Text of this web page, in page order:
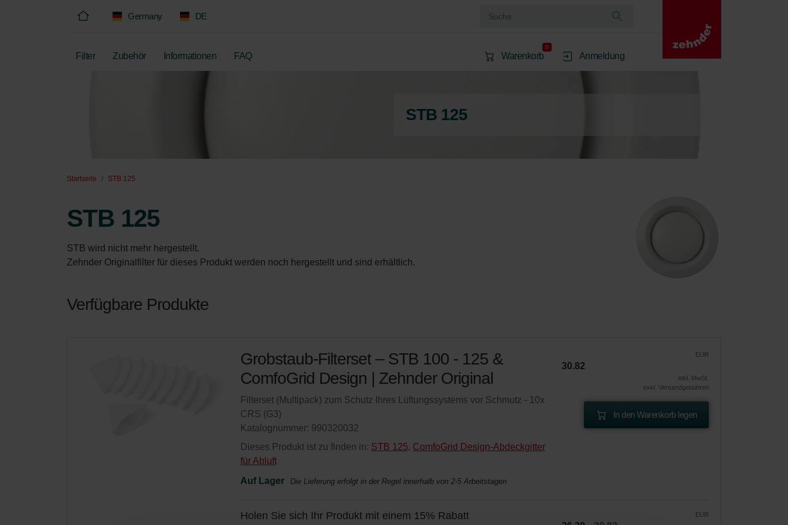
Germany DE
Filter Zubehör Informationen FAQ Warenkorb
0
Anmeldung
STB 125
Startseite STB 125
STB 125
STB wird nicht mehr hergestellt.
Zehnder Originalfilter für dieses Produkt werden noch hergestellt und sind erhältlich.
Verfügbare Produkte
Grobstaub-Filterset – STB 100 - 125 &
ComfoGrid Design | Zehnder Original
Filterset (Multipack) zum Schutz Ihres Lüftungssystems vor Schmutz - 10x
CRS (G3)
Katalognummer: 990320032
Dieses Produkt ist zu finden in: STB 125, ComfoGrid Design-Abdeckgitter
für Abluft
Auf Lager
Die Lieferung erfolgt in der Regel innerhalb von 2-5 Arbeitstagen
EUR
30.82
inkl. MwSt.
exkl. Versandgebühren
In den Warenkorb legen
Holen Sie sich Ihr Produkt mit einem 15% Rabatt EUR